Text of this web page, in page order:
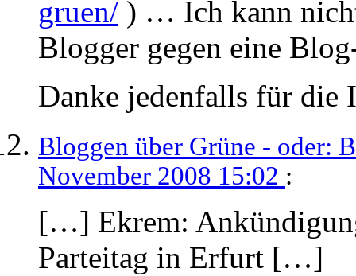
gruen/ ) … Ich kann
Blogger gegen eine
Danke jedenfalls für die
Bloggen über Grüne - oder:
November 2008 15:02 :
[…] Ekrem:
Parteitag in Erfurt […]